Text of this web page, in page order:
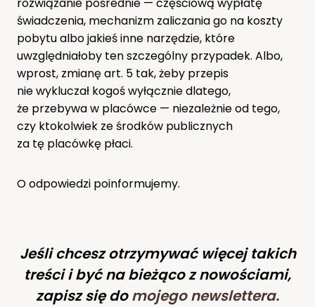
rozwiązanie pośrednie — częściową wypłatę
świadczenia, mechanizm zaliczania go na koszty
pobytu albo jakieś inne narzędzie, które
uwzględniałoby ten szczególny przypadek. Albo,
wprost, zmianę art. 5 tak, żeby przepis
nie wykluczał kogoś wyłącznie dlatego,
że przebywa w placówce — niezależnie od tego,
czy ktokolwiek ze środków publicznych
za tę placówkę płaci.
O odpowiedzi poinformujemy.
Jeśli chcesz otrzymywać więcej takich
treści i być na bieżąco z nowościami,
zapisz się do mojego newslettera.